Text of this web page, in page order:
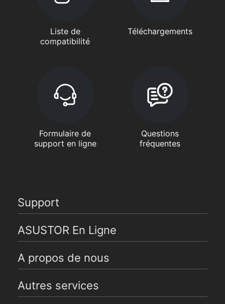
Liste de
compatibilité
Téléchargements
Formulaire de
support en ligne
Questions
fréquentes
Support
ASUSTOR En Ligne
A propos de nous
Autres services